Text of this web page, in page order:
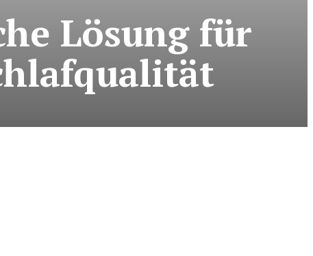
Lösung für